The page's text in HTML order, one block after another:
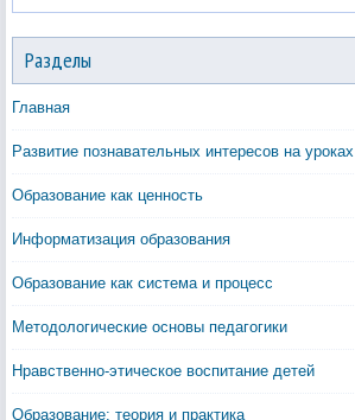
Разделы
Главная
Развитие познавательных интересов на уроках
Образование как ценность
Информатизация образования
Образование как система и процесс
Методологические основы педагогики
Нравственно-этическое воспитание детей
Образование: теория и практика